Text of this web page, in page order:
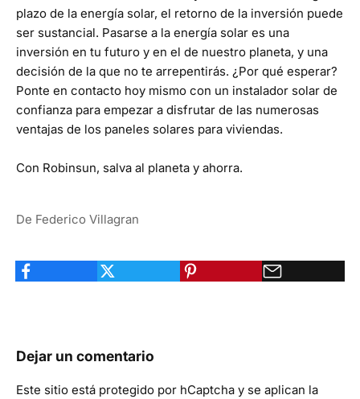
plazo de la energía solar, el retorno de la inversión puede
ser sustancial. Pasarse a la energía solar es una
inversión en tu futuro y en el de nuestro planeta, y una
decisión de la que no te arrepentirás. ¿Por qué esperar?
Ponte en contacto hoy mismo con un instalador solar de
confianza para empezar a disfrutar de las numerosas
ventajas de los paneles solares para viviendas.
Con Robinsun, salva al planeta y ahorra.
De Federico Villagran
Dejar un comentario
Este sitio está protegido por hCaptcha y se aplican la